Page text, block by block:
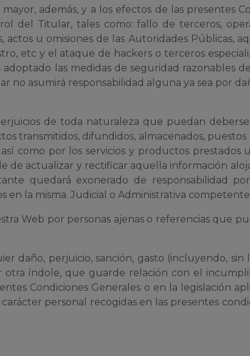
además, y a los efectos de las presentes
del Titular, tales como: fallo de terceros,
actos u omisiones de las Autoridades Públicas,
etc y el ataque de hackers o terceros
las medidas de seguridad razonables
no asumirá responsabilidad alguna ya sea por
de toda naturaleza que puedan
transmitidos, difundidos, almacenados, puestos
como por los servicios y productos prestados
de actualizar y rectificar aquella información
quedará exonerado de responsabilidad
en la misma. Judicial o Administrativa
Web por personas ajenas o referencias que
daño, perjuicio, sanción, gasto (incluyendo, sin
otra índole, que guarde relación con el
Condiciones Generales o en la legislación
personal recogidas en las presentes